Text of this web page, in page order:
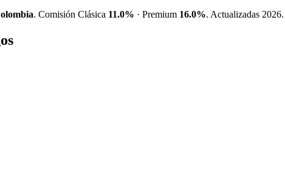
. Comisión Clásica 11.0% · Premium 16.0%. Actualizadas 2026.